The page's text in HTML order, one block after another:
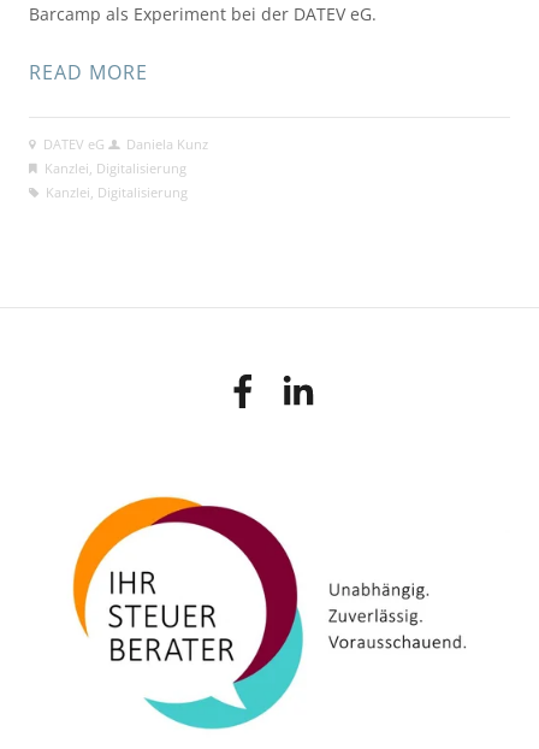
Barcamp als Experiment bei der DATEV eG.
READ MORE
DATEV eG
Daniela Kunz
Kanzlei Digitalisierung
Kanzlei Digitalisierung